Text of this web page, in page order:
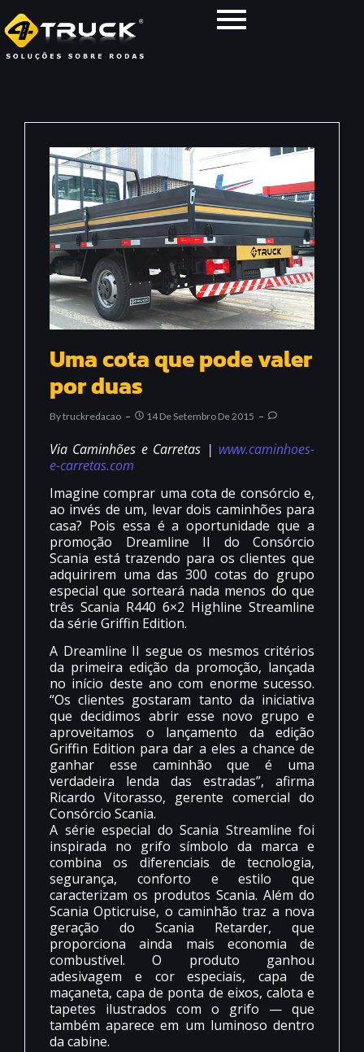
Uma cota que pode valer
por duas
ByTruckredacao 14 De Setembro De 2015
Via Caminhões e Carretas | www.caminhoes-
e-carretas.com
Imagine comprar uma cota de consórcio e,
ao invés de um, levar dois caminhões para
casa? Pois essa é a oportunidade que a
promoção Dreamline II do Consórcio
Scania está trazendo para os clientes que
adquirirem uma das 300 cotas do grupo
especial que sorteará nada menos do que
três Scania R440 6×2 Highline Streamline
da série Griffin Edition.
A Dreamline II segue os mesmos critérios
da primeira edição da promoção, lançada
no início deste ano com enorme sucesso.
“Os clientes gostaram tanto da iniciativa
que decidimos abrir esse novo grupo e
aproveitamos o lançamento da edição
Griffin Edition para dar a eles a chance de
ganhar esse caminhão que é uma
verdadeira lenda das estradas”, afirma
Ricardo Vitorasso, gerente comercial do
Consórcio Scania.
A série especial do Scania Streamline foi
inspirada no grifo símbolo da marca e
combina os diferenciais de tecnologia,
segurança, conforto e estilo que
caracterizam os produtos Scania. Além do
Scania Opticruise, o caminhão traz a nova
geração do Scania Retarder, que
proporciona ainda mais economia de
combustível. O produto ganhou
adesivagem e cor especiais, capa de
maçaneta, capa de ponta de eixos, calota e
tapetes ilustrados com o grifo — que
também aparece em um luminoso dentro
da cabine.